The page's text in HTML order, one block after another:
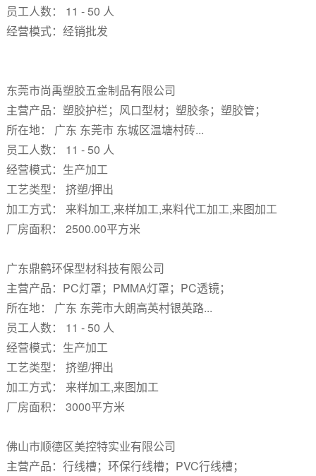
员工人数： 11 - 50 人
经营模式：经销批发
东莞市尚禹塑胶五金制品有限公司
主营产品：塑胶护栏；风口型材；塑胶条；塑胶管；
所在地： 广东 东莞市 东城区温塘村砖...
员工人数： 11 - 50 人
经营模式：生产加工
工艺类型： 挤塑/押出
加工方式： 来料加工,来样加工,来料代工加工,来图加工
厂房面积： 2500.00平方米
广东鼎鹤环保型材科技有限公司
主营产品：PC灯罩；PMMA灯罩；PC透镜；
所在地： 广东 东莞市大朗高英村银英路...
员工人数： 11 - 50 人
经营模式：生产加工
工艺类型： 挤塑/押出
加工方式： 来样加工,来图加工
厂房面积： 3000平方米
佛山市顺德区美控特实业有限公司
主营产品：行线槽；环保行线槽；PVC行线槽；